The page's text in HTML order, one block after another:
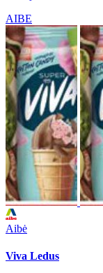
AIBE
Aibė
Viva Ledus